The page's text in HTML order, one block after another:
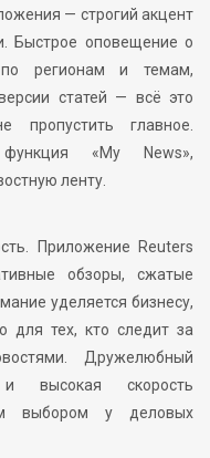
— строгий акцент
Быстрое оповещение о
регионам и темам,
статей — всё это
главное.
«My News»,
ленту.
Приложение Reuters
обзоры, сжатые
уделяется бизнесу,
для тех, кто следит за
Дружелюбный
и высокая скорость
выбором у деловых